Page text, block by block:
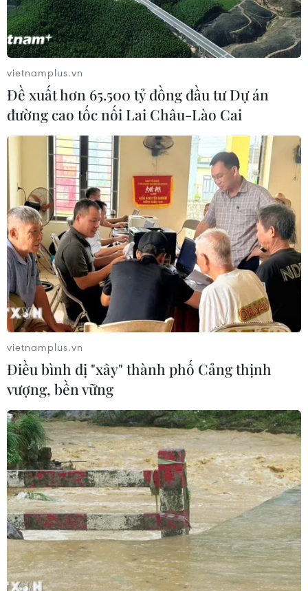
Người di cư lại tràn vào vùng lãnh thổ
Ceuta của Tây Ban Nha
01/08/2017 12:25
Ngày 1/8, khoảng 200 người di cư đã tìm cách trèo qua
dãy hàng rào cao 6 mét ngăn cách giữa Maroc và
vùng lãnh thổ Ceuta​ của Tây Ban Nha.
Italy sẽ cấp thị thực tạm thời để người di
vietnamplus.vn
Đề xuất hơn 65.500 tỷ đồng đầu tư Dự án
đường cao tốc nối Lai Châu-Lào Cai
vietnamplus.vn
Điều bình dị "xây" thành phố Cảng thịnh
vượng, bền vững